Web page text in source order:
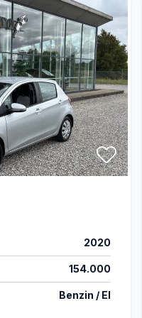
2020
154.000
Benzin / El